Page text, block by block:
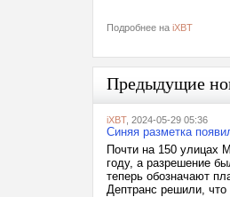
Подробнее на iXBT
Предыдущие
iXBT, 2024-05-29 05:36
Синяя разметка
Почти на 150 улицах
году, а разрешение
теперь обозначают
Дептранс решили,